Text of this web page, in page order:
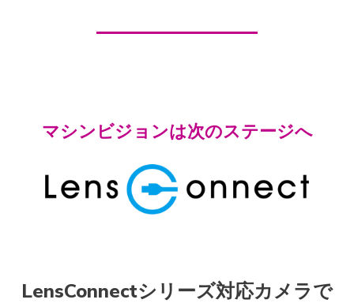
マシンビジョンは次のステージへ
LensConnectシリーズ対応カメラで